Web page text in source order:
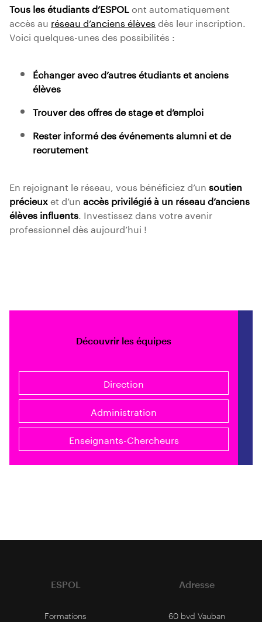
Tous les étudiants d’ESPOL ont automatiquement
accès au réseau d’anciens élèves dès leur inscription.
Voici quelques-unes des possibilités :
Échanger avec d’autres étudiants et anciens
élèves
Trouver des offres de stage et d’emploi
Rester informé des événements alumni et de
recrutement
En rejoignant le réseau, vous bénéficiez d’un soutien
précieuxet d’un accès privilégié à un réseau d’anciens
élèves influents. Investissez dans votre avenir
professionnel dès aujourd’hui !
Découvrir les équipes
Direction
Administration
Enseignants-Chercheurs
ESPOL
Formations
Adresse
60 bvd Vauban